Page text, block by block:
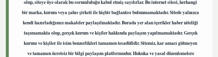
olup, siteye üye olarak bu sorumluluğu kabul etmiş sayılırlar. Bu internet sitesi, herhangi
bir marka, kurum veya şahıs şirketi ile hiçbir bağlantısı bulunmamaktadır. Sitede yalnızca
kendi hazırladığımız makaleler paylaşılmaktadır. Burada yer alan içerikler haber niteliği
taşımamakta olup, gerçek kurum ve kişiler hakkında paylaşım yapılmamaktadır. Gerçek
kurum ve kişiler ile isim benzerlikleri tamamen tesadüfidir. Sitemiz, kar amacı gütmeyen
ve tamamen ücretsiz bir bilgi paylaşım platformudur. Hukuka ve yasal düzenlemelere